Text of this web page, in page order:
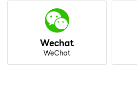
Wechat
WeChat